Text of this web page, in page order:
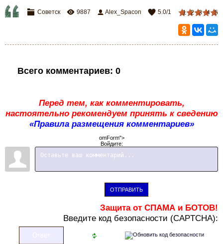
1 2 3 4 5
Советск 9887 Alex_Spacon 5.0/1
Всего комментариев: 0
Перед тем, как комментировать,
настоятельно рекомендуем принять к сведению
«Правила размещения комментариев»
omForm">
Войдите:
ОТПРАВИТЬ
Защита от СПАМА и БОТОВ!
Введите код безопасности (CAPTCHA):